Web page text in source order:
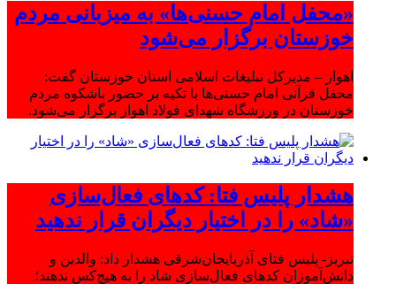
«محفل امام حسنی‌ها» به میزبانی مردم
خوزستان برگزار می‌شود
اهواز – مدیرکل تبلیغات اسلامی استان خوزستان گفت:
محفل قرآنی امام حسنی‌ها با تکیه بر حضور باشکوه مردم
خوزستان در ورزشگاه شهدای فولاد اهواز برگزار می‌شود.
هشدار پلیس فتا: کدهای فعال‌سازی
«شاد» را در اختیار دیگران قرار ندهید
تبریز- پلیس فتای آذربایجان‌شرقی هشدار داد: والدین و
دانش‌آموزان کدهای فعال‌سازی شاد را به هیچ‌کس ندهند؛